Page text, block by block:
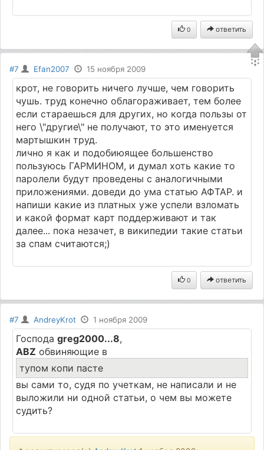
0 ответить
#7 Efan2007 15 ноября 2009
крот, не говорить ничего лучше, чем говорить
чушь. труд конечно облагораживает, тем более
если стараешься для других, но когда пользы от
него \"другие\" не получают, то это именуется
мартышкин труд.
лично я как и подобиюящее большенство
пользуюсь ГАРМИНОМ, и думал хоть какие то
паролели будут проведены с аналогичными
приложениями. доведи до ума статью АФТАР. и
напиши какие из платных уже успели взломать
и какой формат карт поддерживают и так
далее... пока незачет, в википедии такие статьи
за спам считаются;)
0 ответить
#7 AndreyKrot 1 ноября 2009
Господаgreg2000...8,
ABZ обвиняющие в
тупом копи пасте
вы сами то, судя по учеткам, не написали и не
выложили ни одной статьи, о чем вы можете
судить?